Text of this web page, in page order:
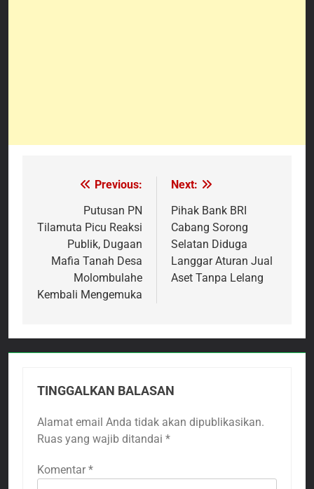
NavigasiPrevious:
Putusan PN
Tilamuta Picu Reaksi
Publik, Dugaan
Mafia Tanah Desa
Molombulahe
Kembali Mengemuka
Next:
Pihak Bank BRI
Cabang Sorong
Selatan Diduga
Langgar Aturan Jual
Aset Tanpa Lelang
TINGGALKAN BALASAN
Alamat email Anda tidak akan dipublikasikan.
Ruas yang wajib ditandai *
Komentar *